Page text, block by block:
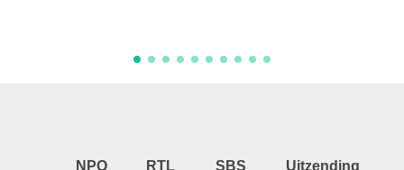
NPO
RTL
SBS
Uitzending